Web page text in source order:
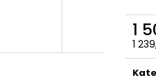
1
1